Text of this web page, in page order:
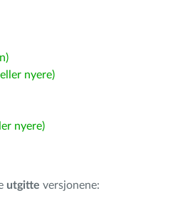
nyere)
nyere)
utgitte versjonene: